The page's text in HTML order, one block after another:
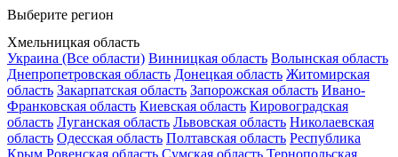
Выберите регион
Хмельницкая область
Украина (Все области) Винницкая область Волынская область
Днепропетровская область Донецкая область Житомирская
область Закарпатская область Запорожская область Ивано-
Франковская область Киевская область Кировоградская
область Луганская область Львовская область Николаевская
область Одесская область Полтавская область Республика
Крым Ровенская область Сумская область Тернопольская